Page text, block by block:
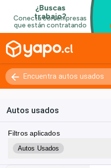
Autos usados
Filtros aplicados
Autos Usados